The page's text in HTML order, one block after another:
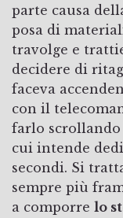
parte causa
posa di
travolge e
decidere di
faceva
con il
farlo
cui intende
secondi. Si
sempre più
a comporre lo